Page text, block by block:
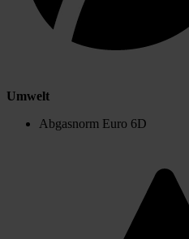
Umwelt
Abgasnorm Euro 6D